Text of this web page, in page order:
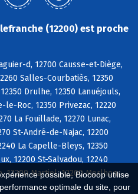
possible, Biocoop utilise
optimale du site, pour
(12200) est proche
d, 12700 Causse-et-Diège,
Salles-Courbatiès, 12350
Drulhe, 12350 Lanuéjouls,
Roc, 12350 Privezac, 12220
La Fouillade, 12270 Lunac,
St-André-de-Najac, 12200
La Capelle-Bleys, 12350
12200 St-Salvadou, 12240
12200 Martiel, 12200 Morlhon-